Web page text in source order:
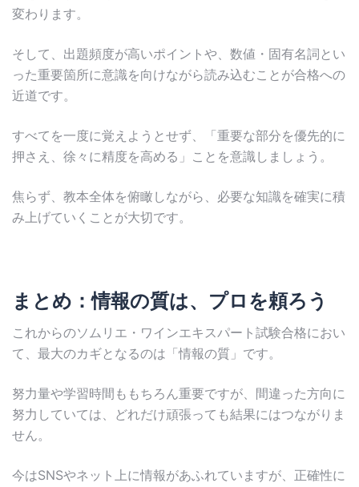
変わります。
そして、出題頻度が高いポイントや、数値・固有名詞とい
った重要箇所に意識を向けながら読み込むことが合格への
近道です。
すべてを一度に覚えようとせず、「重要な部分を優先的に
押さえ、徐々に精度を高める」ことを意識しましょう。
焦らず、教本全体を俯瞰しながら、必要な知識を確実に積
み上げていくことが大切です。
まとめ：情報の質は、プロを頼ろう
これからのソムリエ・ワインエキスパート試験合格におい
て、最大のカギとなるのは「情報の質」です。
努力量や学習時間ももちろん重要ですが、間違った方向に
努力していては、どれだけ頑張っても結果にはつながりま
せん。
今はSNSやネット上に情報があふれていますが、正確性に